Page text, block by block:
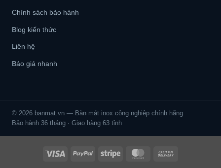
Chính sách bảo hành
Blog kiến thức
Liên hệ
Báo giá nhanh
© 2026 banmat.vn — Bàn mát inox công nghiệp chính hãng
Bảo hành 36 tháng · Giao hàng 63 tỉnh
Visa PayPal Stripe MasterCard